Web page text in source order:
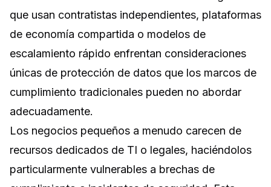
que usan contratistas independientes, plataformas
de economía compartida o modelos de
escalamiento rápido enfrentan consideraciones
únicas de protección de datos que los marcos de
cumplimiento tradicionales pueden no abordar
adecuadamente.
Los negocios pequeños a menudo carecen de
recursos dedicados de TI o legales, haciéndolos
particularmente vulnerables a brechas de